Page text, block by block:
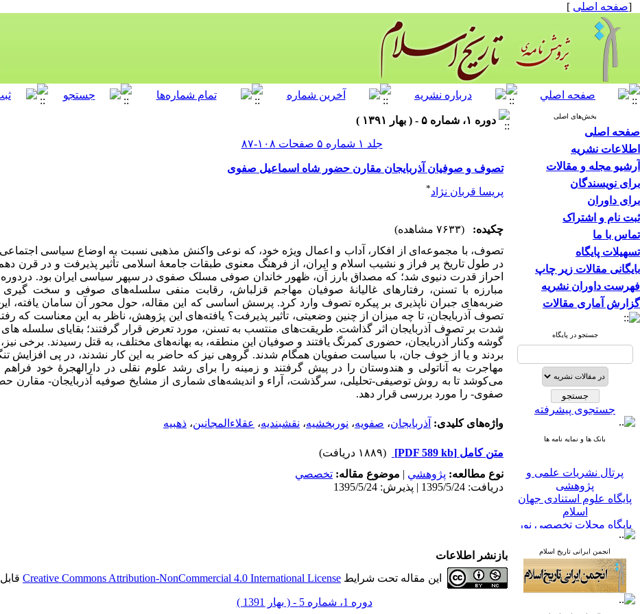
[صفحه اصلی ]
بخش‌های اصلی
صفحه اصلی
اطلاعات نشریه
آرشیو مجله و مقالات
برای نویسندگان
برای داوران
ثبت نام و اشتراک
تماس با ما
تسهیلات پایگاه
بایگانی مقالات زیر چاپ
فهرست داوران نشریه
گزارش آماری مقالات
جستجو در پایگاه
جستجوی پیشرفته
بانک ها و نمایه نامه ها
پرتال نشریات علمی و
پژوهشی
پایگاه علوم استنادی جهان
اسلام
پایگاه مجلات تخصصی نور
پایگاه مرکز اطلاعات جهاد
دانشگاهی
پرتال جامع علوم انسانی
بانک اطلاعات نشریات
کشور
انجمن ایرانی تاریخ اسلام
دوره ۱، شماره ۵ - ( بهار ۱۳۹۱ )
جلد ۱ شماره ۵ صفحات ۱۰۸-۸۷
تصوف و صوفیان آذربایجان مقارن حضور شاه اسماعیل صفوی
پریسا قربان نژاد*
چکیده:
(۷۶۳۳ مشاهده)
تصوف، با مجموعه‌ای از افکار، آداب و اعمال ویژه خود، که نوعی واکنش مذهبی نسبت به اوضاع سیاسی
در طول تاریخ پر فراز و نشیب اسلام و ایران، از فرهنگ معنوی طبقات جامعۀ اسلامی تأثیر پذیرفت و در قرن
احراز قدرت دنیوی شد؛ که مصداق بارز آن، ظهور خاندان صوفی مسلک صفوی در سپهر سیاسی ایران بود.
مبارزه با تسنن، رفتارهای غالیانۀ صوفیان مهاجم قزلباش، رقابت منفی سلسله‌های صوفی و سخت
ضربه‌های جبران ناپذیری بر پیکره تصوف وارد کرد. پرسش اساسی که این مقاله، حول محور آن سامان یافته،
تصوف آذربایجان، تا چه میزان از چنین وضعیتی، تأثیر پذیرفت؟ یافته‌های این پژوهش، ناظر به این معناست که
شدت بر تصوف آذربایجان اثر گذاشت. طریقت‌های منتسب به تسنن، مورد تعرض قرار گرفتند؛ بقایای سلسله
گوشه وکنار آذربایجان، حضوری کمرنگ یافتند و صوفیان این منطقه، به بهانه‌های مختلف، به قتل رسیدند. برخی
بردند و یا از خوف جان، با سیاست صفویان همگام شدند. گروهی نیز که حاضر به این کار نشدند، در پی افزایش
مهاجرت به آناتولی و هندوستان را در پیش گرفتند و زمینه را برای رشد علوم نقلی در دارالهجرۀ خود فراهم
می‌کوشد تا به روش توصیفی-تحلیلی، سرگذشت، آراء و اندیشه‌های شماری از مشایخ صوفیه آذربایجان- مقارن
صفوی- را مورد بررسی قرار دهد.
واژه‌های کلیدی: آذربایجان، صفویه، نوربخشیه، نقشبندیه، عقلاءالمجانین، ذهبیه
متن کامل [PDF 589 kb]
(۱۸۸۹ دریافت)
نوع مطالعه: پژوهشي | موضوع مقاله: تخصصي
دریافت: 1395/5/24 | پذیرش: 1395/5/24
بازنشر اطلاعات
این مقاله تحت شرایط Creative Commons Attribution-NonCommercial 4.0 International License
دوره 1، شماره 5 - ( بهار 1391 )